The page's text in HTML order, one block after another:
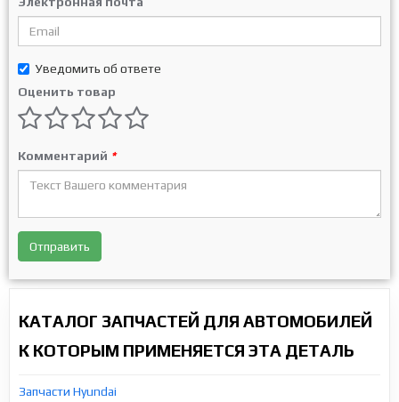
Уведомить об ответе
Оценить товар
Комментарий *
Отправить
КАТАЛОГ ЗАПЧАСТЕЙ ДЛЯ АВТОМОБИЛЕЙ
К КОТОРЫМ ПРИМЕНЯЕТСЯ ЭТА ДЕТАЛЬ
Запчасти Hyundai